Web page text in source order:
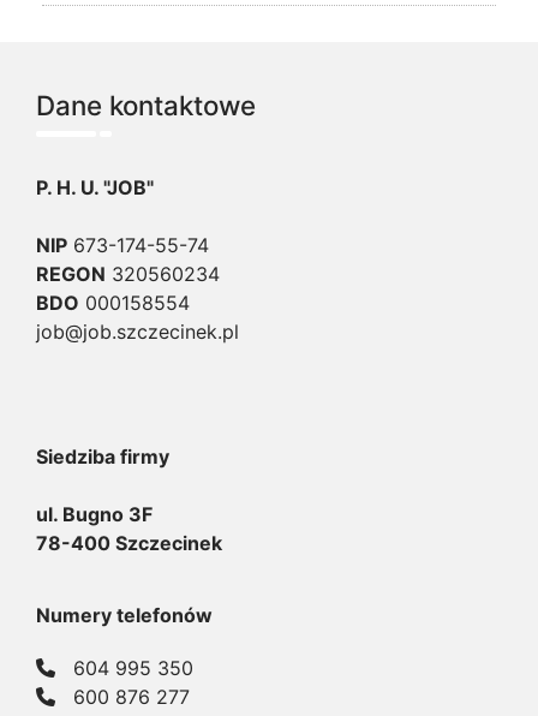
Dane kontaktowe
P. H. U. "JOB"
NIP 673-174-55-74
REGON 320560234
BDO 000158554
job@job.szczecinek.pl
Siedziba firmy
ul. Bugno 3F
78-400 Szczecinek
Numery telefonów
604 995 350
600 876 277